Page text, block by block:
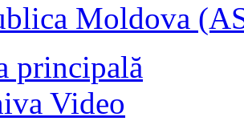
Moldova
principală
Video